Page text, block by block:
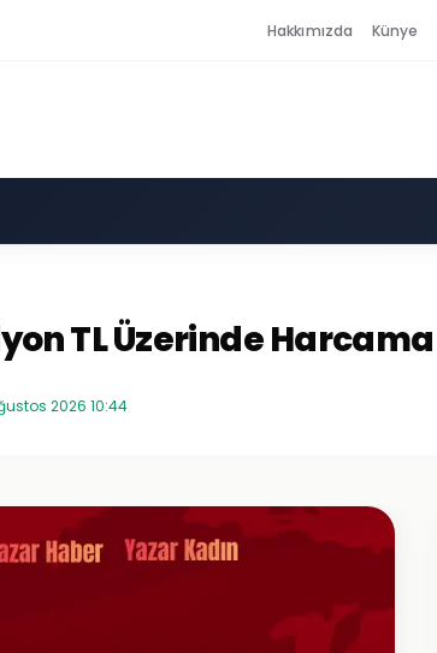
Hakkımızda Künye
TL Üzerinde Harcama
2026 10:44